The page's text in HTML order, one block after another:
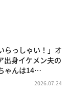
ものいたっ
らっしゃい！」オ
出身イケメン夫の
ゃんは14…
2026.07.24